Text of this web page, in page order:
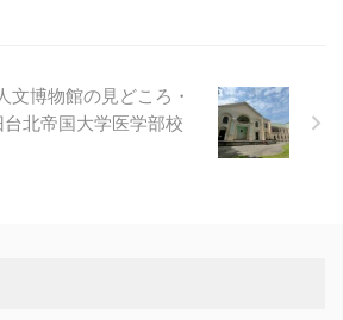
文博物館の見どころ・
北帝国大学医学部校